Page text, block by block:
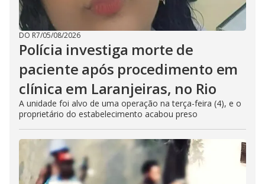
DO R7/05/08/2026
Polícia investiga morte de
paciente após procedimento em
clínica em Laranjeiras, no Rio
A unidade foi alvo de uma operação na terça-feira (4), e o
proprietário do estabelecimento acabou preso